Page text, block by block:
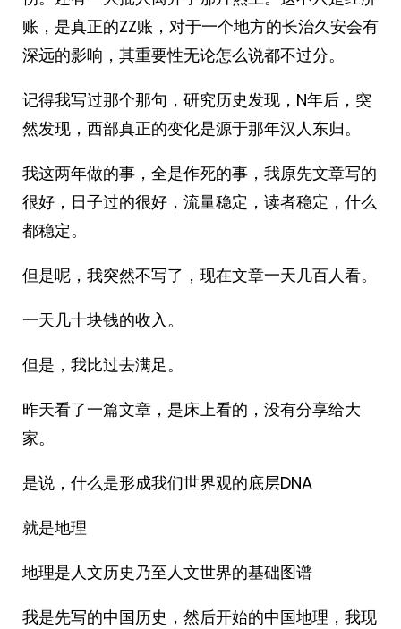
账，是真正的ZZ账，对于一个地方的长治久安会有
深远的影响，其重要性无论怎么说都不过分。
记得我写过那个那句，研究历史发现，N年后，突
然发现，西部真正的变化是源于那年汉人东归。
我这两年做的事，全是作死的事，我原先文章写的
很好，日子过的很好，流量稳定，读者稳定，什么
都稳定。
但是呢，我突然不写了，现在文章一天几百人看。
一天几十块钱的收入。
但是，我比过去满足。
昨天看了一篇文章，是床上看的，没有分享给大
家。
是说，什么是形成我们世界观的底层DNA
就是地理
地理是人文历史乃至人文世界的基础图谱
我是先写的中国历史，然后开始的中国地理，我现